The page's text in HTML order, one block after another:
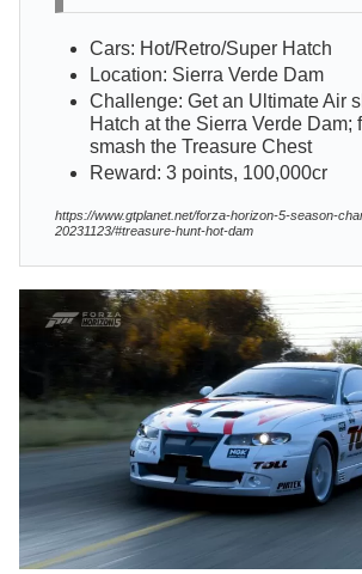
Cars: Hot/Retro/Super Hatch
Location: Sierra Verde Dam
Challenge: Get an Ultimate Air
Hatch at the Sierra Verde Dam;
smash the Treasure Chest
Reward: 3 points, 100,000cr
https://www.gtplanet.net/forza-horizon-5-season-
20231123/#treasure-hunt-hot-dam